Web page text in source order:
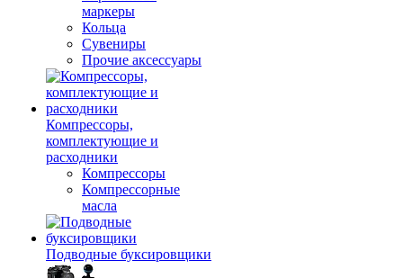
маркеры
Кольца
Сувениры
Прочие аксессуары
Компрессоры,
комплектующие и
расходники
Компрессоры
Компрессорные
масла
Подводные буксировщики